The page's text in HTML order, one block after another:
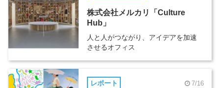
株式会社メルカリ「Culture
Hub」
人と人がつながり、アイデアを加速
させるオフィス
レポート 7/16